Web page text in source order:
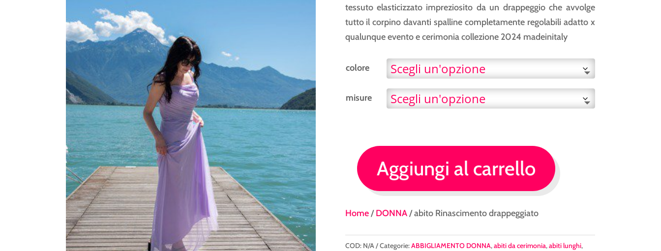
€ 179.00.€
tessuto elasticizzato impreziosito da un drappeggio che avvolge
tutto il corpino davanti spalline completamente regolabili adatto x
qualunque evento e cerimonia collezione 2024 madeinitaly
colore
misure
abito
Rinascimento
quantità
Aggiungi al carrello
Home/DONNA/ abito Rinascimento drappeggiato
COD: N/A Categorie:ABBIGLIAMENTO DONNA,abiti da cerimonia,abiti lunghi,